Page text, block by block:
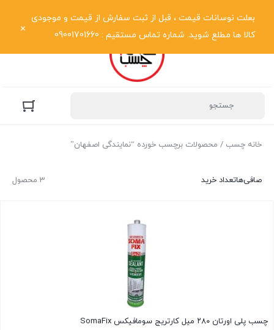
بعلت نوسانات قیمت ، قبل از ثبت سفارش از قیمت و موجودی
کالا ها مطلع شوید. شماره تماس مستقیم : 09001701660
خانه چسب / محصولات برچسب خورده “نمایندگی اصفهان”
3 محصول صافی‌هاتعداد خرید
چسب پلی اورتان ۲۸۰ میل کارتریج سومافیکس SomaFix